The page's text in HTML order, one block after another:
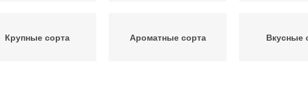
Крупные сорта Ароматные сорта Вкусные